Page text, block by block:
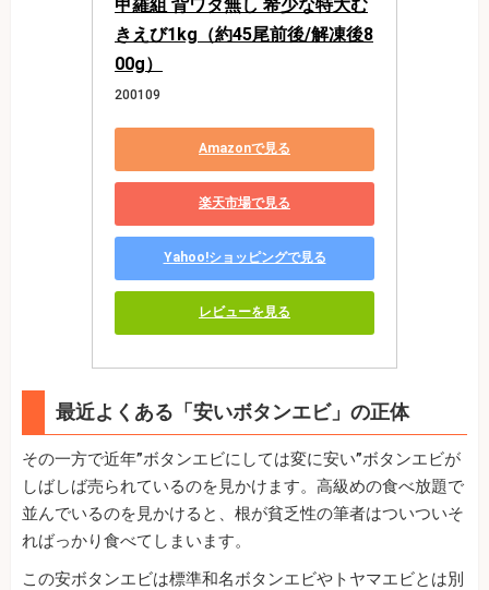
甲羅組 背ワタ無し 希少な特大む
きえび1kg（約45尾前後/解凍後8
00g）
200109
Amazonで見る
楽天市場で見る
Yahoo!ショッピングで見る
レビューを見る
最近よくある「安いボタンエビ」の正体
その一方で近年”ボタンエビにしては変に安い”ボタンエビが
しばしば売られているのを見かけます。高級めの食べ放題で
並んでいるのを見かけると、根が貧乏性の筆者はついついそ
ればっかり食べてしまいます。
この安ボタンエビは標準和名ボタンエビやトヤマエビとは別